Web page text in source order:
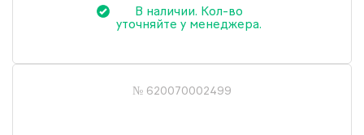
В наличии. Кол-во
уточняйте у менеджера.
№ 620070002499